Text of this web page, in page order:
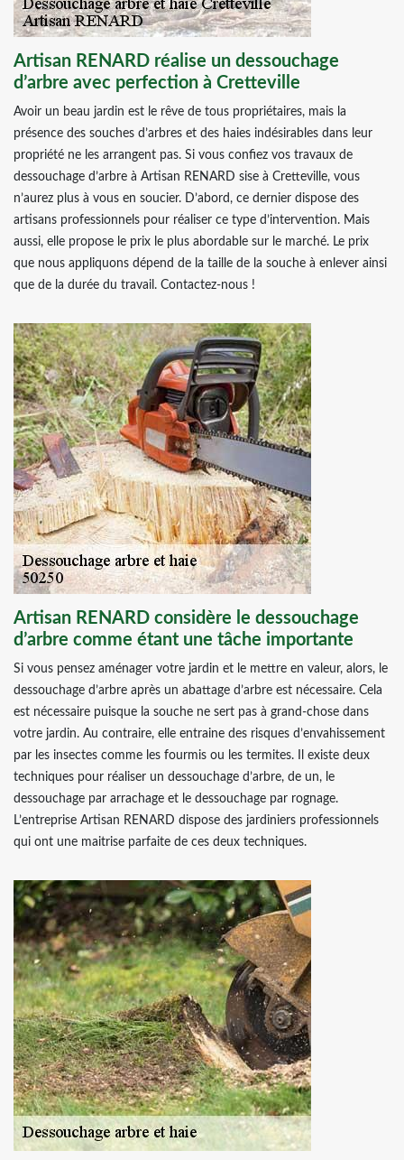
Artisan RENARD réalise un dessouchage
d’arbre avec perfection à Cretteville
Avoir un beau jardin est le rêve de tous propriétaires, mais la
présence des souches d’arbres et des haies indésirables dans leur
propriété ne les arrangent pas. Si vous confiez vos travaux de
dessouchage d’arbre à Artisan RENARD sise à Cretteville, vous
n’aurez plus à vous en soucier. D’abord, ce dernier dispose des
artisans professionnels pour réaliser ce type d’intervention. Mais
aussi, elle propose le prix le plus abordable sur le marché. Le prix
que nous appliquons dépend de la taille de la souche à enlever ainsi
que de la durée du travail. Contactez-nous !
Artisan RENARD considère le dessouchage
d’arbre comme étant une tâche importante
Si vous pensez aménager votre jardin et le mettre en valeur, alors, le
dessouchage d’arbre après un abattage d’arbre est nécessaire. Cela
est nécessaire puisque la souche ne sert pas à grand-chose dans
votre jardin. Au contraire, elle entraine des risques d’envahissement
par les insectes comme les fourmis ou les termites. Il existe deux
techniques pour réaliser un dessouchage d’arbre, de un, le
dessouchage par arrachage et le dessouchage par rognage.
L’entreprise Artisan RENARD dispose des jardiniers professionnels
qui ont une maitrise parfaite de ces deux techniques.